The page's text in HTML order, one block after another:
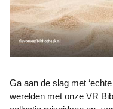
Ga aan de slag met ‘echte post’ of waan je op reis in andere
werelden met onze VR